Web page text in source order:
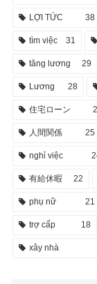
LỢI TỨC 38
tìm việc 31
tăng lương 29
Lương 28
住宅ローン
人間関係 25
nghỉ việc
有給休暇 22
phụ nữ 21
trợ cấp 18
xây nhà